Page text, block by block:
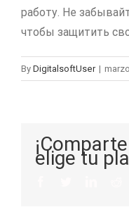
работу. Не
чтобы защитить
By DigitalsoftUser |
elige tu